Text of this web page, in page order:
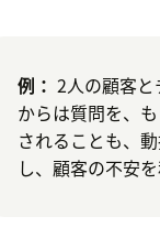
例： 2人の顧客と
からは質問を、
されることも、
し、顧客の不安